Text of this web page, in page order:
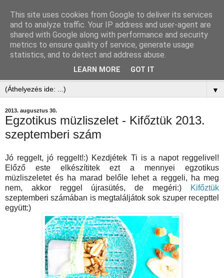
▼
2013. augusztus 30.
Egzotikus müzliszelet - Kifőztük 2013.
szeptemberi szám
Jó reggelt, jó reggelt!:) Kezdjétek Ti is a napot reggelivel!
Előző este elkészítitek ezt a mennyei egzotikus
müzliszeletet és ha marad belőle lehet a reggeli, ha meg
nem, akkor reggel újrasütés, de megéri:)
Kifőztük
szeptemberi számában is megtaláljátok sok szuper recepttel
együtt:)
This site uses cookies from Google to deliver its services
and to analyze traffic. Your IP address and user-agent are
shared with Google along with performance and security
metrics to ensure quality of service, generate usage
statistics, and to detect and address abuse.
LEARN MORE GOT IT